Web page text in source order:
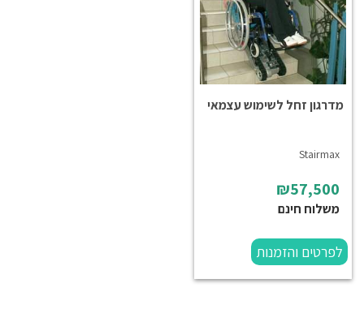
מדרגון זחל לשימוש עצמאי
Stairmax
₪57,500
משלוח חינם
לפרטים והזמנות